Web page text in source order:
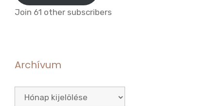
Join 61 other subscribers
Archívum
Archívum